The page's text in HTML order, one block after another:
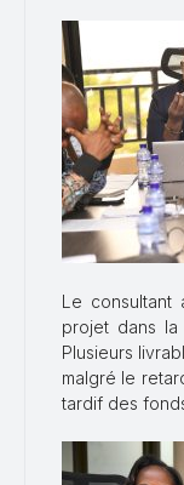
Le consultant
projet dans
Plusieurs
malgré le
tardif des